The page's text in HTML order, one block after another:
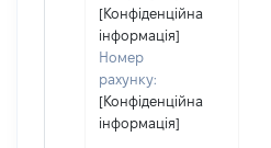
[Конфіденційна
інформація]
Номер
рахунку:
[Конфіденційна
інформація]